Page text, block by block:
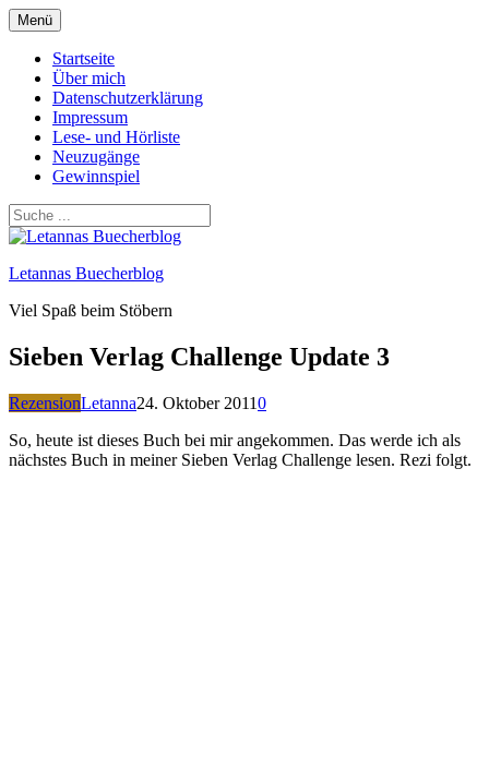
Zum
Inhalt
springen
Menü
Startseite
Über mich
Datenschutzerklärung
Impressum
Lese- und Hörliste
Neuzugänge
Gewinnspiel
Letannas Buecherblog
Viel Spaß beim Stöbern
Sieben Verlag Challenge Update 3
RezensionLetanna24. Oktober 20110
So, heute ist dieses Buch bei mir angekommen. Das werde ich als
nächstes Buch in meiner Sieben Verlag Challenge lesen. Rezi folgt.